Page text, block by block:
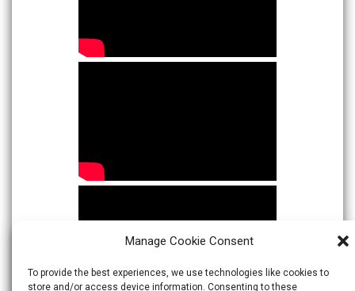
Manage Cookie Consent
To provide the best experiences, we use technologies like cookies to
store and/or access device information. Consenting to these